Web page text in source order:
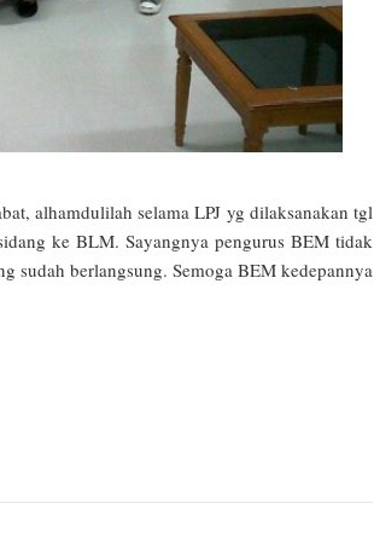
alhamdulilah selama LPJ yg dilaksanakan tgl
ke BLM. Sayangnya pengurus BEM tidak
sudah berlangsung. Semoga BEM kedepannya